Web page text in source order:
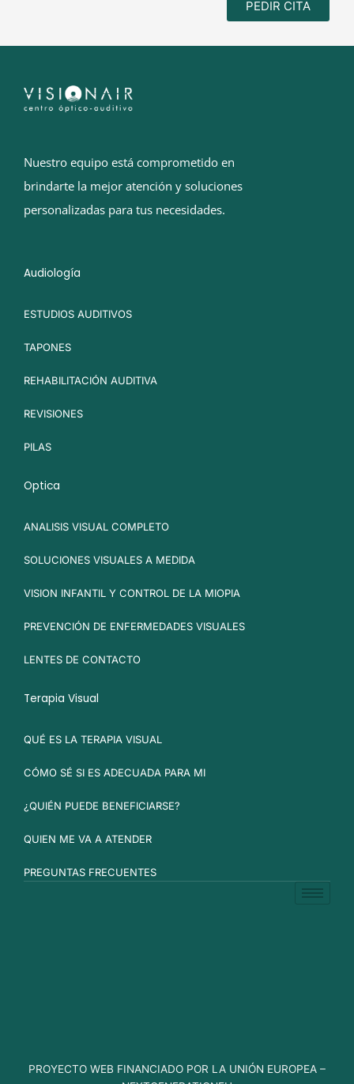
PEDIR CITA
Nuestro equipo está comprometido en
brindarte la mejor atención y soluciones
personalizadas para tus necesidades.
Audiología
ESTUDIOS AUDITIVOS
TAPONES
REHABILITACIÓN AUDITIVA
REVISIONES
PILAS
Optica
ANALISIS VISUAL COMPLETO
SOLUCIONES VISUALES A MEDIDA
VISION INFANTIL Y CONTROL DE LA MIOPIA
PREVENCIÓN DE ENFERMEDADES VISUALES
LENTES DE CONTACTO
Terapia Visual
QUÉ ES LA TERAPIA VISUAL
CÓMO SÉ SI ES ADECUADA PARA MI
¿QUIÉN PUEDE BENEFICIARSE?
QUIEN ME VA A ATENDER
PREGUNTAS FRECUENTES
PROYECTO WEB FINANCIADO POR LA UNIÓN EUROPEA –